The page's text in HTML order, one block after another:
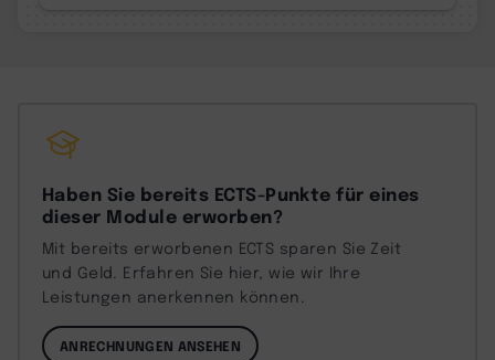
Haben Sie bereits ECTS-Punkte für eines
dieser Module erworben?
Mit bereits erworbenen ECTS sparen Sie Zeit
und Geld. Erfahren Sie hier, wie wir Ihre
Leistungen anerkennen können.
ANRECHNUNGEN ANSEHEN